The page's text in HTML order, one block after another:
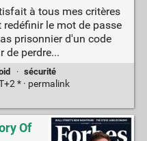
à tous mes critères
le mot de passe
prisonnier d'un code
de perdre...
· sécurité
* · permalink
Of